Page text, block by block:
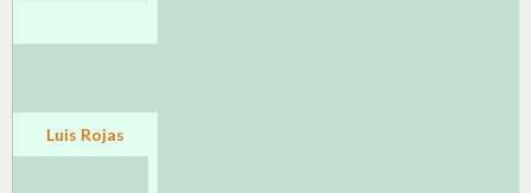
Luis Rojas